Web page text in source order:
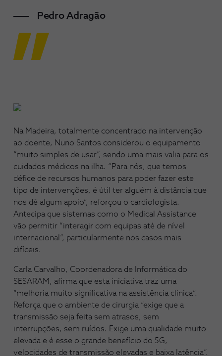
Pedro Adragão
Na Madeira, totalmente concentrado na intervenção
ao doente, Nuno Santos considerou o equipamento
“muito simples de usar”, sendo uma mais valia para os
cuidados médicos na ilha. “Para nós, que temos
défice de recursos humanos para poder fazer este
tipo de intervenções, é útil ter alguém à distância que
nos dê algum apoio”, reforçou o cardiologista.
Antecipa que sistemas como o Medical Assistance
vão permitir “interagir com equipas até de nível
internacional”, particularmente nos casos mais
difíceis.
Carla Carvalho, Coordenadora de Informática do
SESARAM, afirma que esta iniciativa traz uma
“melhoria muito significativa na assistência clínica”.
Reforça que o ambiente de cirurgia “exige que a
transmissão seja feita sem atrasos, sem
interrupções, sem ruídos. Exige uma qualidade muito
elevada e é esse o grande benefício do 5G,
velocidades de transmissão elevadas e baixa latência”.